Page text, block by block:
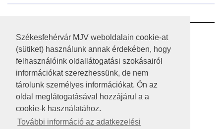
Székesfehérvár MJV weboldalain cookie-at
(sütiket) használunk annak érdekében, hogy
felhasználóink oldallátogatási szokásairól
információkat szerezhessünk, de nem
tárolunk személyes információkat. Ön az
oldal meglátogatásával hozzájárul a a
cookie-k használatához.
További információ az adatkezelési
RSS
A HONLAP 2017.03.31-I ÁLLAPOTA
JOGI NYILATKOZAT
IMPRESSZUM